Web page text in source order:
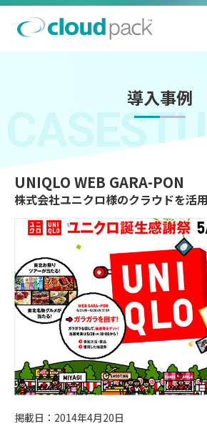
導入事例
UNIQLO WEB GARA-PON
株式会社ユニクロ様のクラウドを活
掲載日：2014年4月20日